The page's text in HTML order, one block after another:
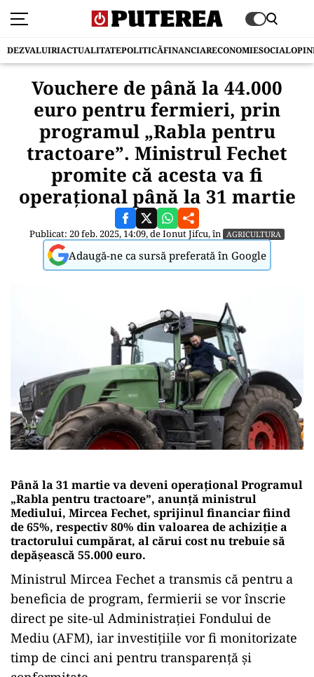
DEZVALUIRIACTUALITATEPOLITICĂFINANCIARECONOMIESOCIAL
Vouchere de până la 44.000
euro pentru fermieri, prin
programul „Rabla pentru
tractoare”. Ministrul Fechet
promite că acesta va fi
operaţional până la 31 martie
Publicat: 20 feb. 2025, 14:09, deIonut Jifcu, în AGRICULTURA
Adaugă-ne ca sursă preferată în Google
Până la 31 martie va deveni operaţional Programul
„Rabla pentru tractoare”, anunţă ministrul
Mediului, Mircea Fechet, sprijinul financiar fiind
de 65%, respectiv 80% din valoarea de achiziție a
tractorului cumpărat, al cărui cost nu trebuie să
depășească 55.000 euro.
Ministrul Mircea Fechet a transmis că pentru a
beneficia de program, fermierii se vor înscrie
direct pe site-ul Administraţiei Fondului de
Mediu (AFM), iar investițiile vor fi monitorizate
timp de cinci ani pentru transparență și